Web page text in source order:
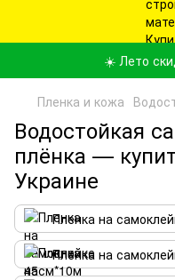
☀️ Лето
Пленка и кожа
Водостойкая
плёнка —
Украине
Пленка на
Пленка на